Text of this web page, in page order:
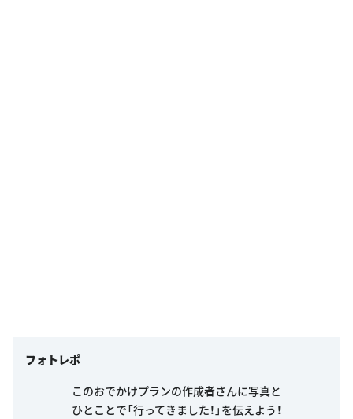
フォトレポ
このおでかけプランの作成者さんに写真と
ひとことで「行ってきました！」を伝えよう！